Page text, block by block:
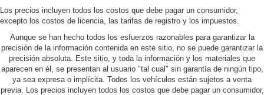
Los precios incluyen todos los costos que debe pagar un consumidor,
excepto los costos de licencia, las tarifas de registro y los impuestos.
Aunque se han hecho todos los esfuerzos razonables para garantizar la
precisión de la información contenida en este sitio, no se puede garantizar la
precisión absoluta. Este sitio, y toda la información y los materiales que
aparecen en él, se presentan al usuario "tal cual" sin garantía de ningún tipo,
ya sea expresa o implícita. Todos los vehículos están sujetos a venta
previa. Los precios incluyen todos los costos que debe pagar un consumidor,